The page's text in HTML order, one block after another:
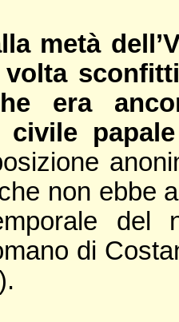
metà
volta
era
civile papale
non ebbe
del
di